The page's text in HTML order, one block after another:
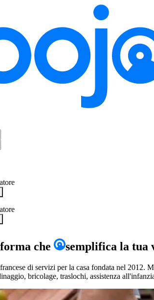
che semplifica la tua
di servizi per la casa fondata nel
bricolage, traslochi, assistenza